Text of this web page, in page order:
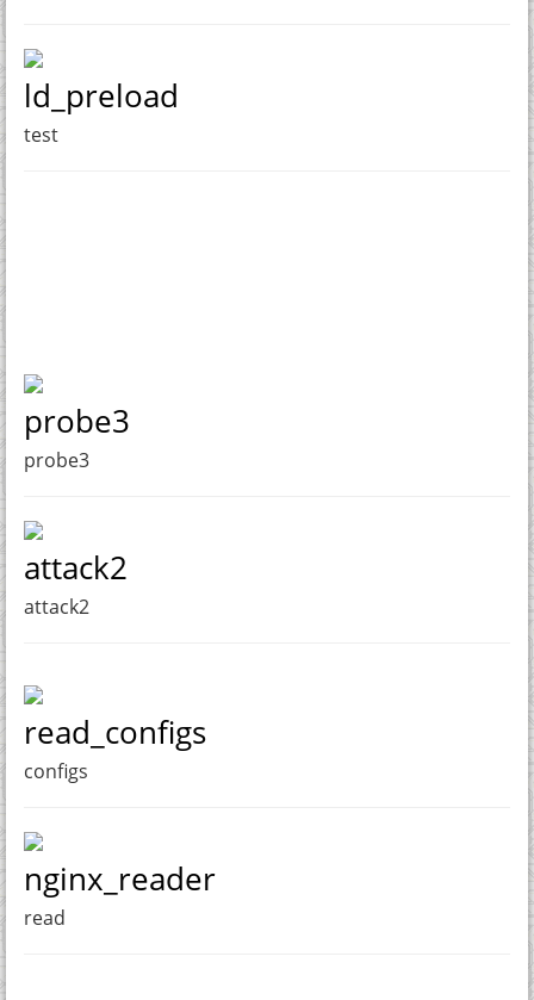
ld_preload
test
probe3
probe3
attack2
attack2
read_configs
configs
nginx_reader
read